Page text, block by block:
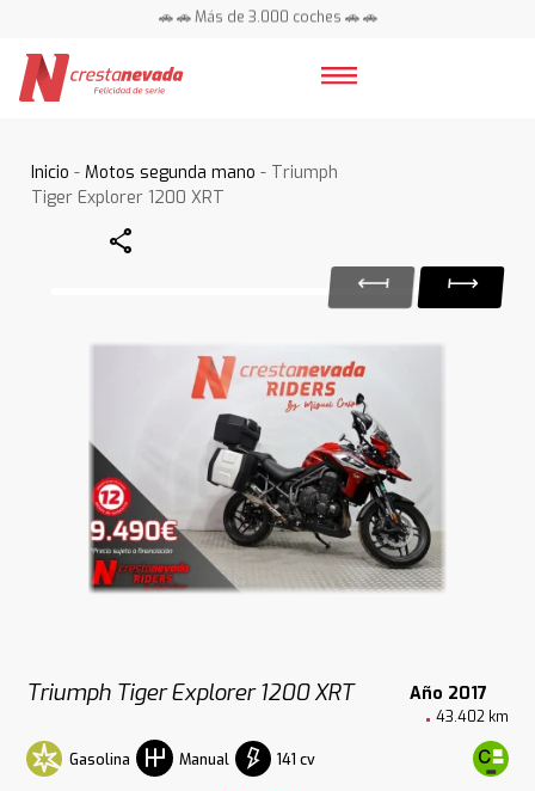
🚗 🚗 Más de 3.000 coches 🚗 🚗
Inicio -Motos segunda mano - Triumph
Tiger Explorer 1200 XRT
Share
Triumph Tiger Explorer 1200 XRT Año 2017
43.402 km
Gasolina Manual 141 cv